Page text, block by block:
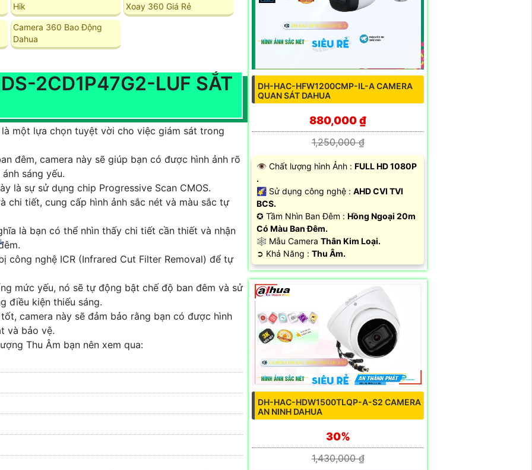
Hik
Xoay 360 Giá Rẻ
Camera 360 Bao Động
Dahua
2CD1P47G2-LUF SẮT
là một lựa chọn tuyệt vời cho việc giám sát trong
đêm, camera này sẽ giúp bạn có được hình ảnh rõ
sáng yếu.
là sự sử dụng chip Progressive Scan CMOS.
chi tiết, cung cấp hình ảnh sắc nét và màu sắc tự
là bạn có thể nhìn thấy chi tiết cần thiết và nhận
công nghệ ICR (Infrared Cut Filter Removal) để tự
mức yếu, nó sẽ tự động bật chế độ ban đêm và sử
điều kiện thiếu sáng.
camera này sẽ đảm bảo rằng bạn có được hình
và bảo vệ.
Thu Âm bạn nên xem qua:
DH-HAC-HFW1200CMP-IL-A CAMERA
QUAN SÁT DAHUA
880,000 ₫
1,250,000 ₫
👁 Chất lượng hình Ảnh : FULL HD 1080P
.
🌠 Sử dụng công nghệ : AHD CVI TVI
BCS.
✪ Tầm Nhìn Ban Đêm : Hồng Ngoại 20m
Có Màu Ban Đêm.
🕸️ Mẫu Camera Thân Kim Loại.
️➲ Khả Năng : Thu Âm.
DH-HAC-HDW1500TLQP-A-S2 CAMERA
AN NINH DAHUA
30%
1,430,000 ₫